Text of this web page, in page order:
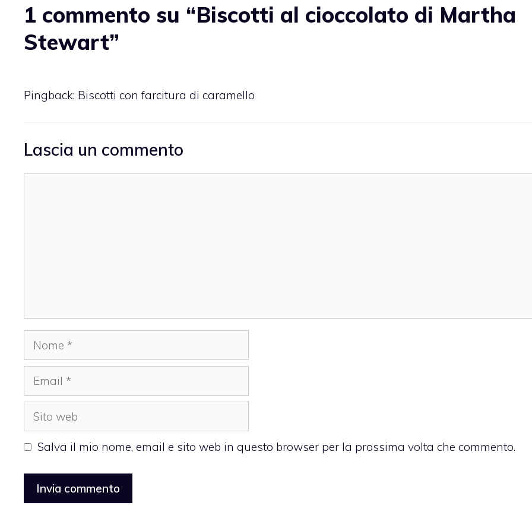
1 commento su “Biscotti al cioccolato di Martha
Stewart”
Pingback: Biscotti con farcitura di caramello
Lascia un commento
Nome
Email
Sito
web
Salva il mio nome, email e sito web in questo browser per la prossima volta che commento.